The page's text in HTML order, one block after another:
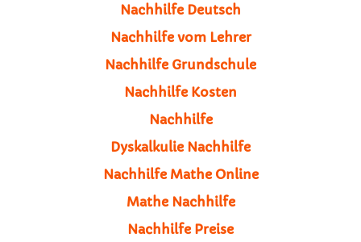
Nachhilfe Deutsch
Nachhilfe vom Lehrer
Nachhilfe Grundschule
Nachhilfe Kosten
Nachhilfe
Dyskalkulie Nachhilfe
Nachhilfe Mathe Online
Mathe Nachhilfe
Nachhilfe Preise